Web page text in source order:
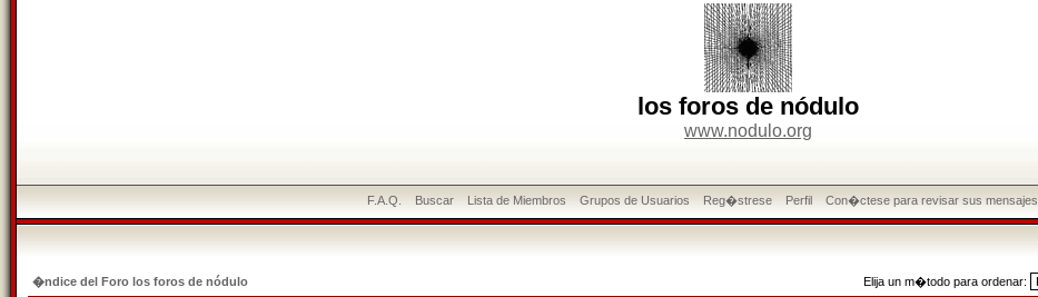
los foros de nódulo
www.nodulo.org
F.A.Q. Buscar Lista de Miembros Grupos de Usuarios Reg�strese Perfil Con�ctese para revisar sus mensajes
�ndice del Foro los foros de nódulo Elija un m�todo para ordenar: